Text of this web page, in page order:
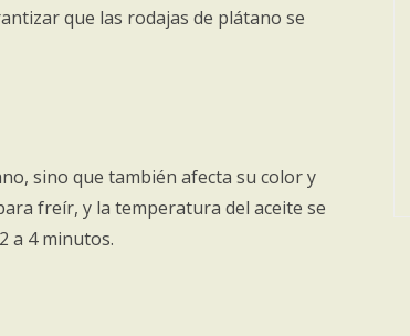
que las rodajas de plátano se
sino que también afecta su color y
freír, y la temperatura del aceite se
a 4 minutos.